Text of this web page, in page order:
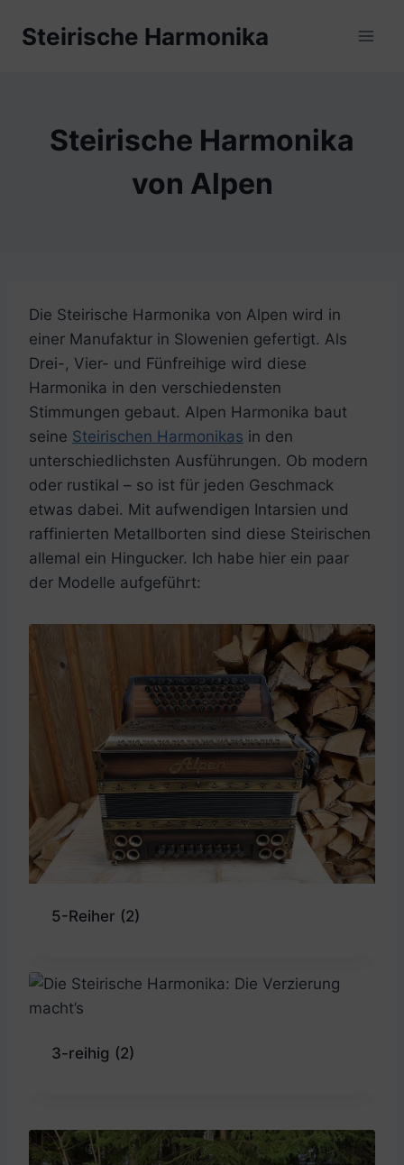
InhaltSteirische Harmonika
Steirische Harmonika
von Alpen
Die Steirische Harmonika von Alpen wird in
einer Manufaktur in Slowenien gefertigt. Als
Drei-, Vier- und Fünfreihige wird diese
Harmonika in den verschiedensten
Stimmungen gebaut. Alpen Harmonika baut
seine Steirischen Harmonikas in den
unterschiedlichsten Ausführungen. Ob modern
oder rustikal – so ist für jeden Geschmack
etwas dabei. Mit aufwendigen Intarsien und
raffinierten Metallborten sind diese Steirischen
allemal ein Hingucker. Ich habe hier ein paar
der Modelle aufgeführt:
5-Reiher (2)
3-reihig (2)